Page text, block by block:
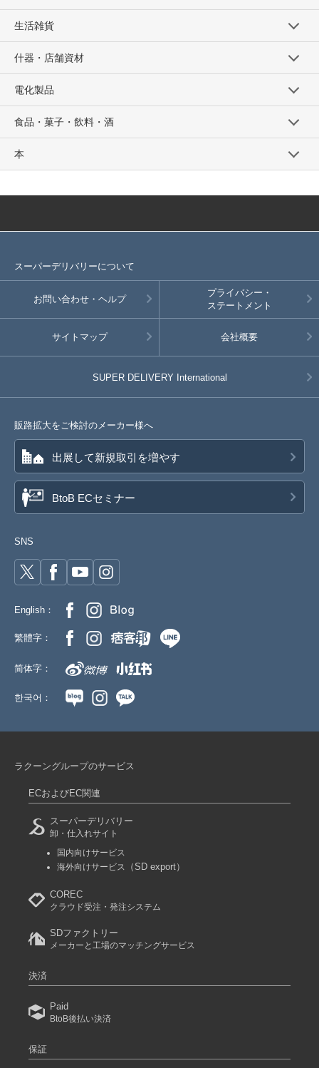
生活雑貨
什器・店舗資材
電化製品
食品・菓子・飲料・酒
本
スーパーデリバリーについて
お問い合わせ・ヘルプ
プライバシー・
ステートメント
サイトマップ 会社概要
SUPER DELIVERY International
販路拡大をご検討のメーカー様へ
出展して新規取引を増やす
BtoB ECセミナー
SNS
English：
繁體字：
简体字：
한국어：
ラクーングループのサービス
ECおよびEC関連
スーパーデリバリー
卸・仕入れサイト
国内向けサービス
海外向けサービス
（SD export）
COREC
クラウド受注・発注システム
SDファクトリー
メーカーと工場のマッチングサービス
決済
Paid
BtoB後払い決済
保証